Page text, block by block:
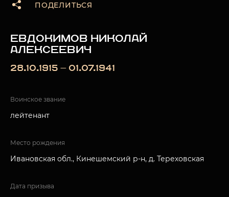
ПОДЕЛИТЬСЯ
ЕВДОКИМОВ НИКОЛАЙ
АЛЕКСЕЕВИЧ
28.10.1915 — 01.07.1941
Воинское звание
лейтенант
Место рождения
Ивановская обл., Кинешемский р-н, д. Тереховская
Дата призыва